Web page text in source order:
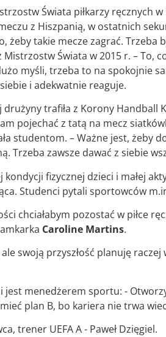
Świata piłkarzy ręcznych
z Hiszpanią, w ostatnich
żeby takie mecze zagrać.
Świata w 2015 r. – To,
myśli, trzeba to na spokojnie
i adekwatnie reaguje.
trafiła z Korony Handball
pojechać z tatą na mecz
studentom. – Ważne jest,
Trzeba zawsze dawać z siebie
kondycji fizycznej dzieci i małej
Studenci pytali sportowców
chciałabym pozostać w piłce
Caroline Martins.
swoją przyszłość planuję
jest menedżerem sportu: -
plan B, bo kariera nie trwa
trener UEFA A - Paweł Dzięgiel.